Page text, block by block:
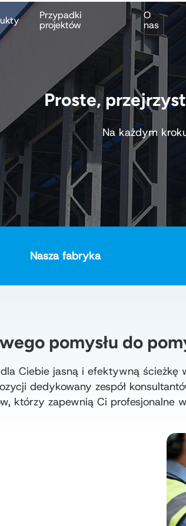
Przypadki
projektów
O
nas
Proste,
Na każdym
Nasza fabryka
pomysłu do
Ciebie jasną i efektywną ścieżkę
dedykowany zespół
którzy zapewnią Ci profesjonalne